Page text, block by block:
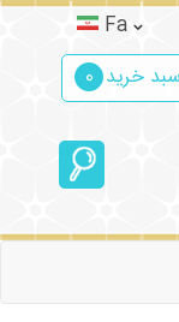
Fa
سبد خرید 0